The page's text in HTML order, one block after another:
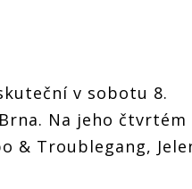
v sobotu 8.
Na jeho čtvrtém
& Troublegang,